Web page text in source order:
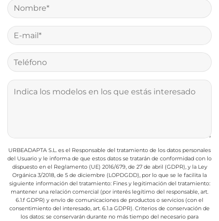
URBEADAPTA S.L. es el Responsable del tratamiento de los datos personales
del Usuario y le informa de que estos datos se tratarán de conformidad con lo
dispuesto en el Reglamento (UE) 2016/679, de 27 de abril (GDPR), y la Ley
Orgánica 3/2018, de 5 de diciembre (LOPDGDD), por lo que se le facilita la
siguiente información del tratamiento:Fines y legitimación del tratamiento:
mantener una relación comercial (por interés legítimo del responsable, art.
6.1.f GDPR) y envío de comunicaciones de productos o servicios (con el
consentimiento del interesado, art. 6.1.a GDPR). Criterios de conservación de
los datos: se conservarán durante no más tiempo del necesario para